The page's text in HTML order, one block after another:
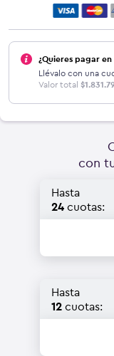
¿Quieres pagar
Llévalo con una
Valor total $
con
Hasta
24 cuotas:
Hasta
12 cuotas: